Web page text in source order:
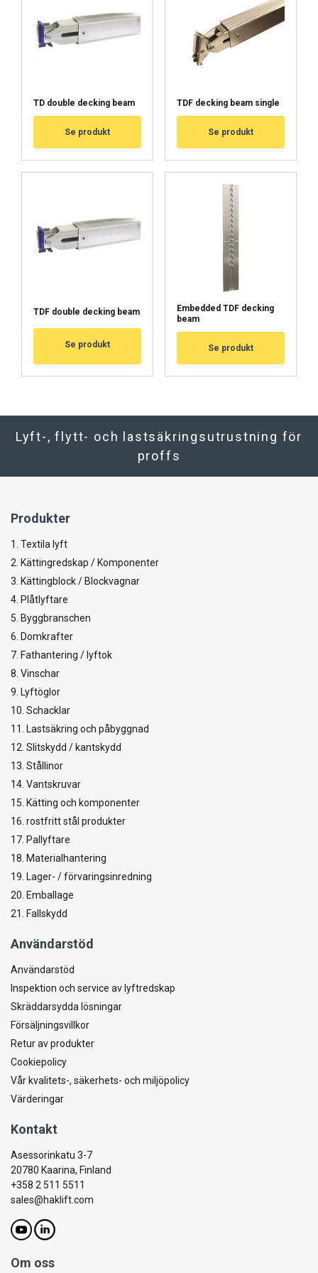
TD double decking beam
Se produkt
TDF decking beam single
Se produkt
TDF double decking beam
Se produkt
Embedded TDF decking
beam
Se produkt
Lyft-, flytt- och lastsäkringsutrustning för
proffs
Produkter
1. Textila lyft
2. Kättingredskap / Komponenter
3. Kättingblock / Blockvagnar
4. Plåtlyftare
5. Byggbranschen
6. Domkrafter
7. Fathantering / lyftok
8. Vinschar
9. Lyftöglor
10. Schacklar
11. Lastsäkring och påbyggnad
12. Slitskydd / kantskydd
13. Stållinor
14. Vantskruvar
15. Kätting och komponenter
16. rostfritt stål produkter
17. Pallyftare
18. Materialhantering
19. Lager- / förvaringsinredning
20. Emballage
21. Fallskydd
Användarstöd
Användarstöd
Inspektion och service av lyftredskap
Skräddarsydda lösningar
Försäljningsvillkor
Retur av produkter
Cookiepolicy
Vår kvalitets-, säkerhets- och miljöpolicy
Värderingar
Kontakt
Asessorinkatu 3-7
20780 Kaarina, Finland
+358 2 511 5511
sales@haklift.com
Om oss
HYVÄKSY KAIKKI
HYLKÄÄ KAIKKI
NÄYTÄ TIEDOT
Cookie Policy